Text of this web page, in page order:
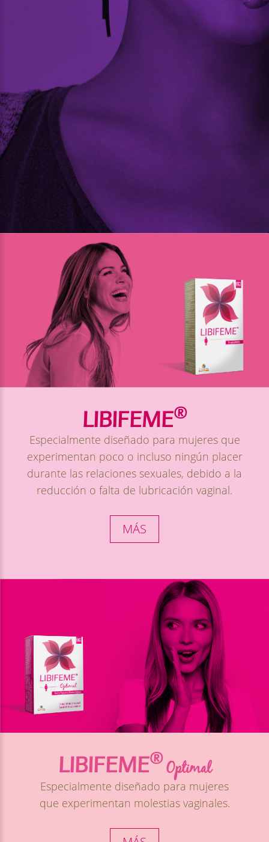
LIBIFEME®
Especialmente diseñado para mujeres que
experimentan poco o incluso ningún placer
durante las relaciones sexuales, debido a la
reducción o falta de lubricación vaginal.
MÁS
LIBIFEME® Optimal
Especialmente diseñado para mujeres
que experimentan molestias vaginales.